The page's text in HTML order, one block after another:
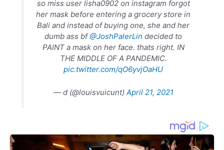
so miss user lisha0902 on instagram forgot
her mask before entering a grocery store in
Bali and instead of buying one, she and her
dumb ass bf @JoshPalerLin decided to
PAINT a mask on her face. thats right. IN
THE MIDDLE OF A PANDEMIC.
pic.twitter.com/qO6yvjOaHU
— d (@louisvuicunt) April 21, 2021